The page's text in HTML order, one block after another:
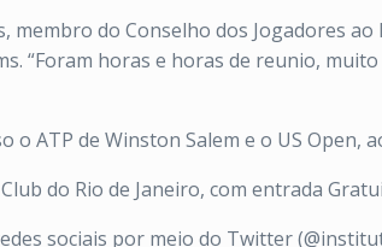
membro do Conselho dos Jogadores
“Foram horas e horas de reunio,
ATP de Winston Salem e o US Open,
do Rio de Janeiro, com entrada
sociais por meio do Twitter